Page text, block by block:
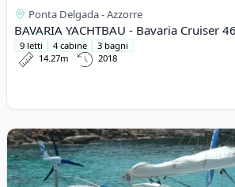
Ponta Delgada - Azzorre
BAVARIA YACHTBAU - Bavaria Cruiser
9 letti 4 cabine
3 bagni
14.27m
2018
View details for BENETEAU - Oceanis 45